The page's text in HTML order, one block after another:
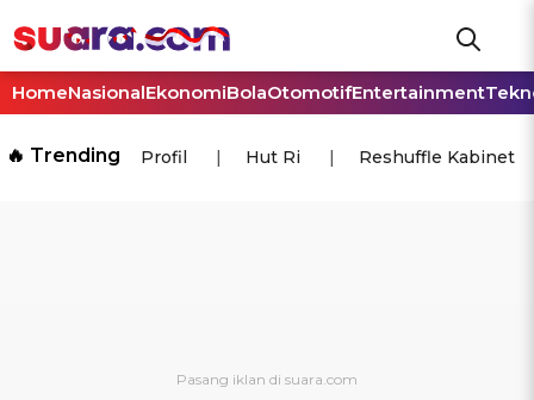
HomeNasionalEkonomiBolaOtomotifEntertainment
🔥 Trending Profil Hut Ri Reshuffle Kabinet